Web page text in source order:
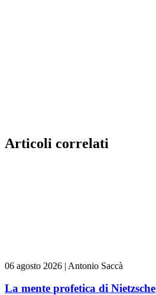
Articoli correlati
06 agosto 2026 | Antonio Saccà
La mente profetica di Nietzsche